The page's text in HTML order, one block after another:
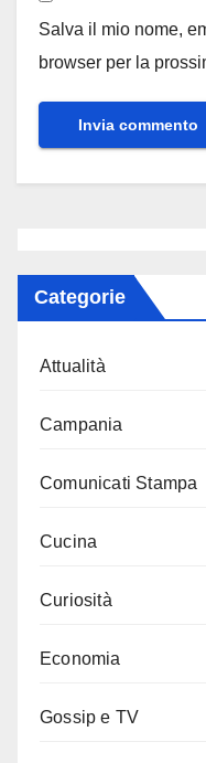
Salva il mio nome,
browser per la
Categorie
Attualità
Campania
Comunicati Stampa
Cucina
Curiosità
Economia
Gossip e TV